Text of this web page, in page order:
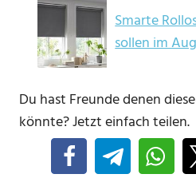
Smarte
sollen im
Du hast Freunde denen
könnte? Jetzt einfach teilen.